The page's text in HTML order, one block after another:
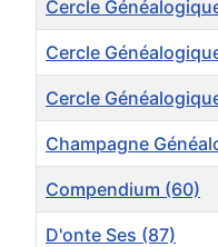
Cercle
Cercle
Cercle
Champagne
Compendium (60)
D'onte Ses (87)